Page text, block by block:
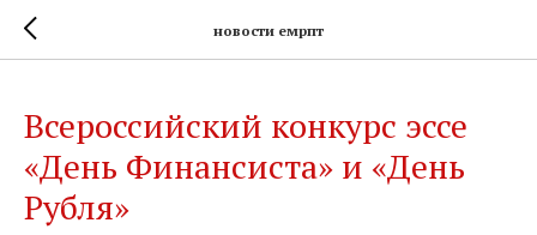
новости емрпт
Всероссийский конкурс эссе
«День Финансиста» и «День
Рубля»